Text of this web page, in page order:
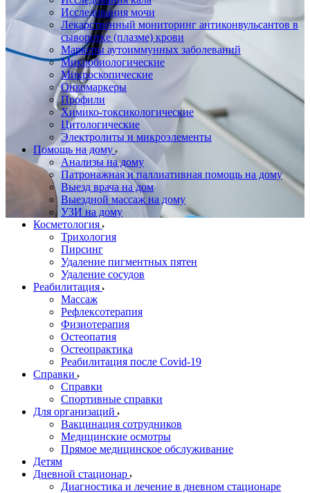
Исследования мочи
Лекарственный мониторинг антиконвульсантов в
сыворотке (плазме) крови
Маркеры аутоиммунных заболеваний
Микробиологические
Микроскопические
Онкомаркеры
Профили
Химико-токсикологические
Цитологические
Электролиты и микроэлементы
Помощь на дому
Анализы на дому
Патронажная и паллиативная помощь на дому
Выезд врача на дом
Выездной массаж на дому
УЗИ на дому
Косметология
Трихология
Пирсинг
Удаление пигментных пятен
Удаление сосудов
Реабилитация
Массаж
Рефлексотерапия
Физиотерапия
Остеопатия
Остеопрактика
Реабилитация после Covid-19
Справки
Справки
Спортивные справки
Для организаций
Вакцинация сотрудников
Медицинские осмотры
Прямое медицинское обслуживание
Детям
Дневной стационар
Диагностика и лечение в дневном стационаре